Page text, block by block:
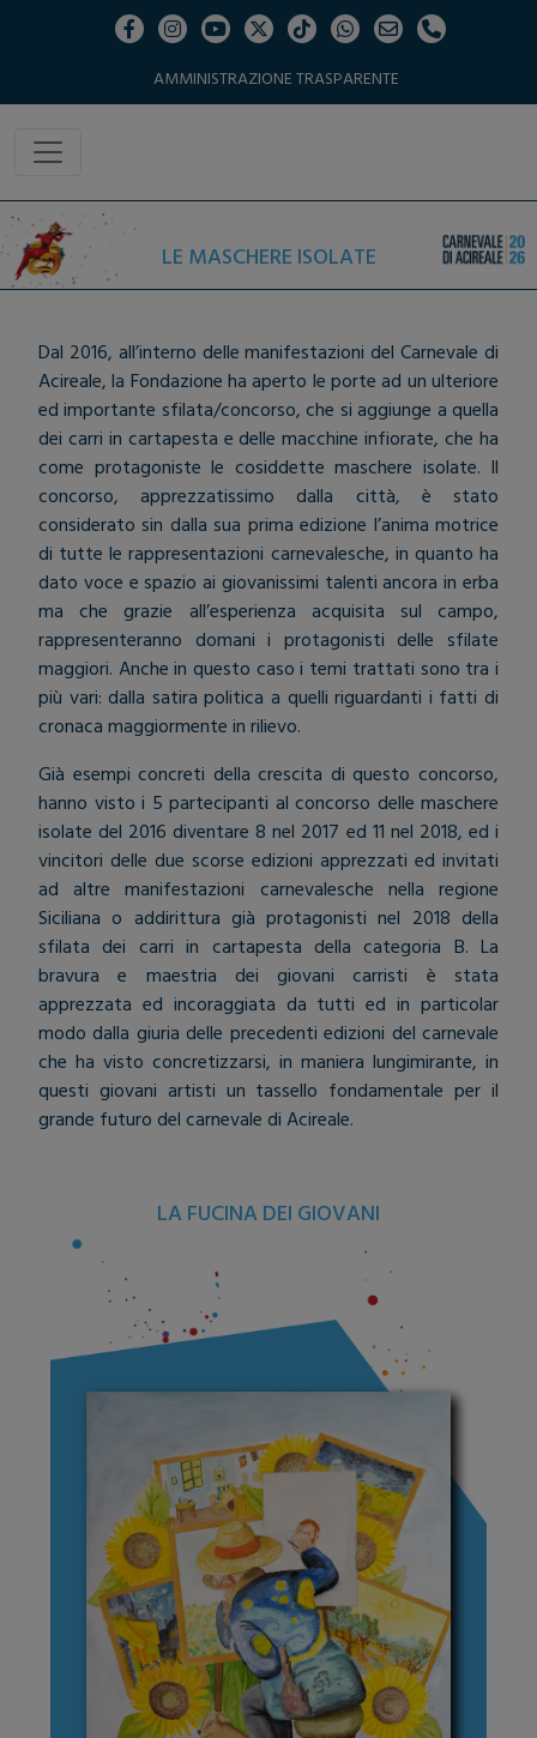
AMMINISTRAZIONE TRASPARENTE
LE MASCHERE ISOLATE
Dal 2016, all’interno delle manifestazioni del Carnevale di
Acireale, la Fondazione ha aperto le porte ad un ulteriore
ed importante sfilata/concorso, che si aggiunge a quella
dei carri in cartapesta e delle macchine infiorate, che ha
come protagoniste le cosiddette maschere isolate. Il
concorso, apprezzatissimo dalla città, è stato
considerato sin dalla sua prima edizione l’anima motrice
di tutte le rappresentazioni carnevalesche, in quanto ha
dato voce e spazio ai giovanissimi talenti ancora in erba
ma che grazie all’esperienza acquisita sul campo,
rappresenteranno domani i protagonisti delle sfilate
maggiori. Anche in questo caso i temi trattati sono tra i
più vari: dalla satira politica a quelli riguardanti i fatti di
cronaca maggiormente in rilievo.
Già esempi concreti della crescita di questo concorso,
hanno visto i 5 partecipanti al concorso delle maschere
isolate del 2016 diventare 8 nel 2017 ed 11 nel 2018, ed i
vincitori delle due scorse edizioni apprezzati ed invitati
ad altre manifestazioni carnevalesche nella regione
Siciliana o addirittura già protagonisti nel 2018 della
sfilata dei carri in cartapesta della categoria B. La
bravura e maestria dei giovani carristi è stata
apprezzata ed incoraggiata da tutti ed in particolar
modo dalla giuria delle precedenti edizioni del carnevale
che ha visto concretizzarsi, in maniera lungimirante, in
questi giovani artisti un tassello fondamentale per il
grande futuro del carnevale di Acireale.
LA FUCINA DEI GIOVANI